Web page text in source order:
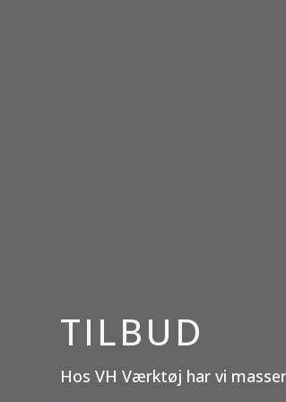
TILBUD
Hos VH Værktøj har vi